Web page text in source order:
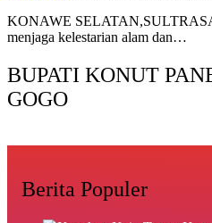
KONAWE
menjaga kelestarian alam dan…
BUPATI KONUT
GOGO
Berita Populer